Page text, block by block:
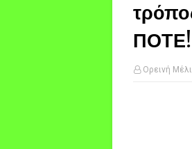
ΠΟΤΕ!
Ορεινή